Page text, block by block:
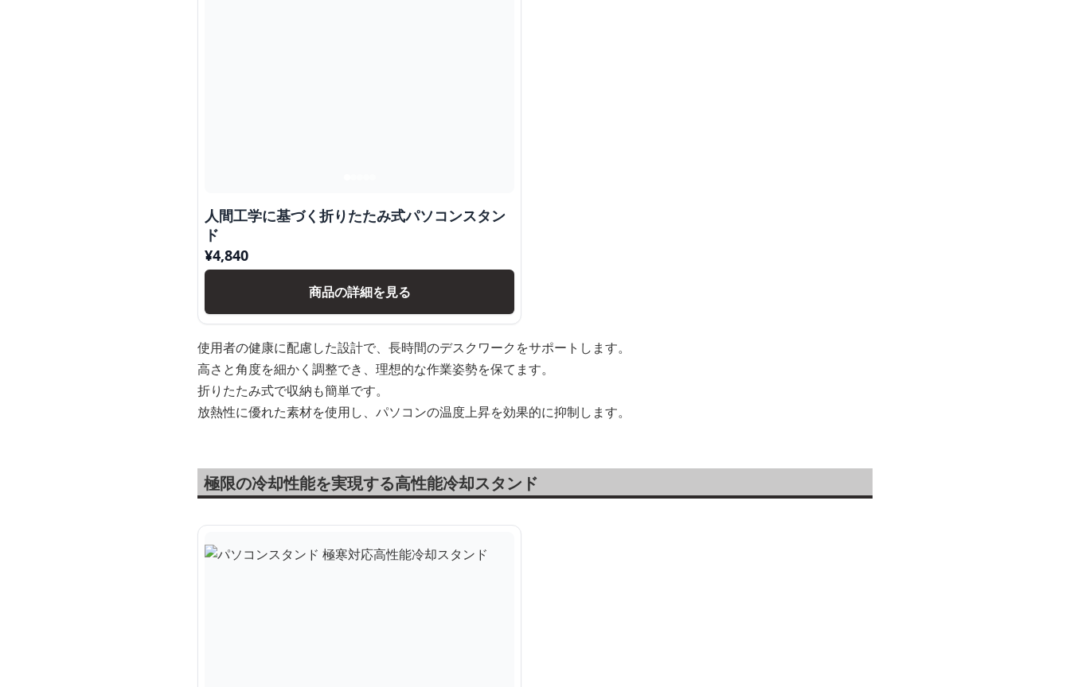
人間工学に基づく折りたたみ式パソコンスタン
ド
¥4,840
商品の詳細を見る
使用者の健康に配慮した設計で、長時間のデスクワークをサポートします。
高さと角度を細かく調整でき、理想的な作業姿勢を保てます。
折りたたみ式で収納も簡単です。
放熱性に優れた素材を使用し、パソコンの温度上昇を効果的に抑制します。
極限の冷却性能を実現する高性能冷却スタンド